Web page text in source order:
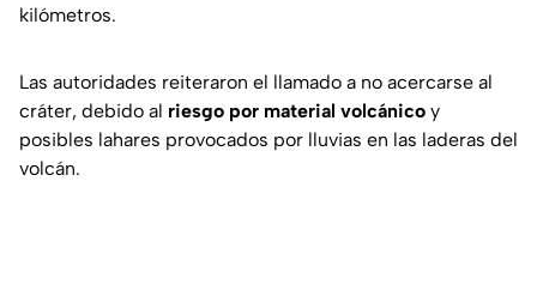
kilómetros.
Las autoridades reiteraron el llamado a no acercarse al
cráter, debido al riesgo por material volcánico y
posibles lahares provocados por lluvias en las laderas del
volcán.